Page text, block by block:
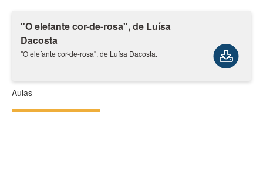
"O elefante cor-de-rosa", de Luísa
Dacosta
"O elefante cor-de-rosa", de Luísa Dacosta.
Aulas